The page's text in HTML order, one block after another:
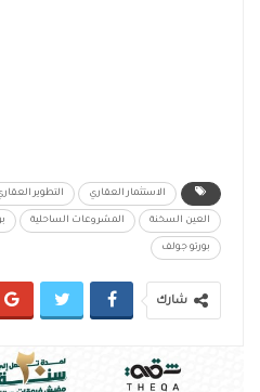
الاستثمار العقاري التطوير
العين السخنة المشروعات الساحلية
بورتو جولف
شارك